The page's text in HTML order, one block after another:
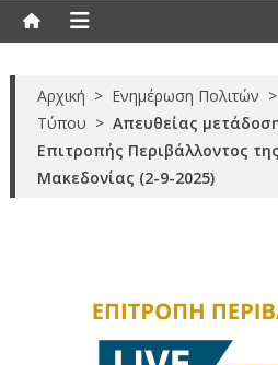
Αρχική > Ενημέρωση Πολιτών >
Τύπου > Απευθείας
Επιτροπής Περιβάλλοντος
Μακεδονίας (2-9-2025)